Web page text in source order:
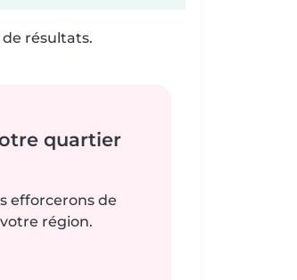
résultats.
quartier
efforcerons de
région.